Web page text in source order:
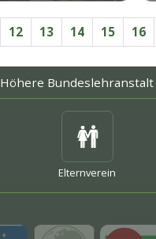
12 13 14 15 16
Höhere Bundeslehranstalt
Elternverein
mehr
mehr mehr